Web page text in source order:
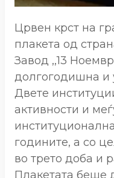
Црвен крст на
плакета од
Завод ,,13
долгогодишна и
Двете
активности и
годините, а со
во трето доба и
Плакетата беше